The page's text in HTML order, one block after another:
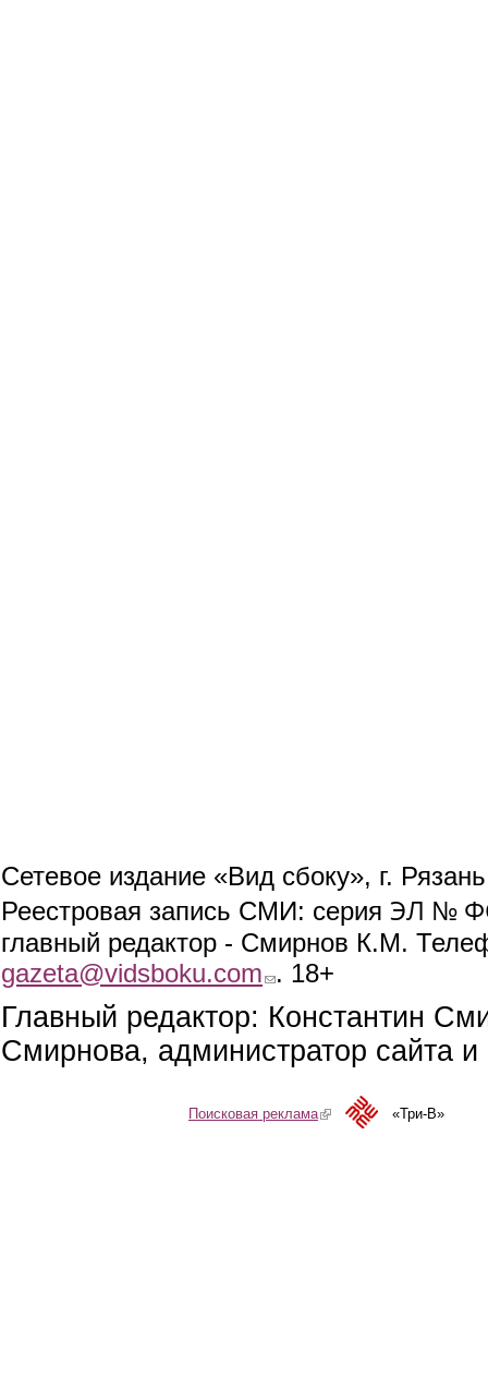
Сетевое издание «Вид сбоку», г.
Реестровая запись СМИ: серия ЭЛ №
главный редактор - Смирнов К.М.
gazeta@vidsboku.com (link sends e-mail)
. 18+
Главный редактор: Константин
Смирнова, администратор сайта
Поисковая реклама(link is external)«Три-В»